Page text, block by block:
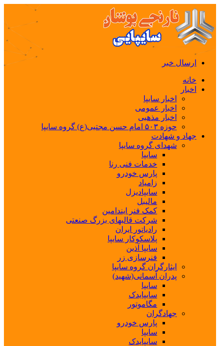
ارسال خبر
خانه
اخبار
اخبار سایپا
اخبار عمومی
اخبار مذهبی
حوزه ۵۰۳ امام حسن مجتبی(ع) گروه سایپا
جهاد و شهادت
شهدای گروه سایپا
سایپا
خدمات فنی رنا
پارس خودرو
زامیاد
سایپادیزل
مالیبل
کمک فنر ایندامین
شرکت قالبهای بزرگ صنعتی
رادیاتور ایران
پلاسکوکار سایپا
سایپا آذین
فنرسازی زر
ایثارگران گروه سایپا
پدران آسمانی(شهید)
سایپا
سایپایدک
مگاموتور
جهادگران
پارس خودرو
سایپا
سایپایدک